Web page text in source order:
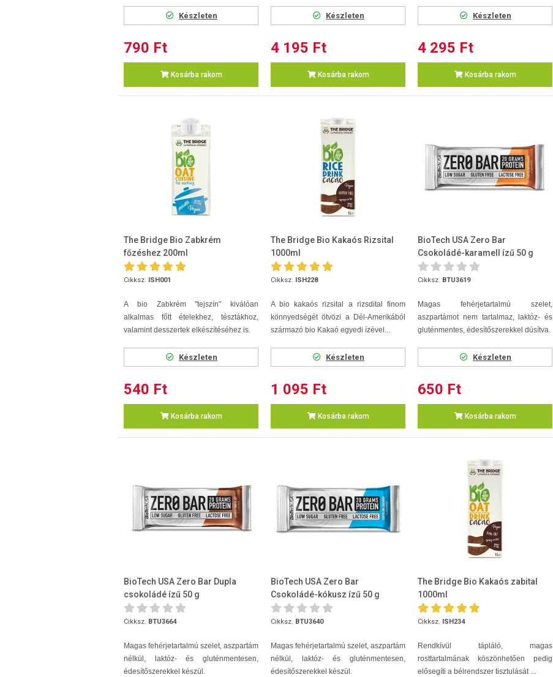
Készleten
790 Ft
Kosárba rakom
Készleten
4 195 Ft
Kosárba rakom
Készleten
4 295 Ft
Kosárba rakom
The Bridge Bio Zabkrém
főzéshez 200ml
Cikksz. ISH001
A bio Zabkrém "tejszín" kiválóan
alkalmas főtt ételekhez, tésztákhoz,
valamint desszertek elkészítéséhez is.
Készleten
540 Ft
Kosárba rakom
The Bridge Bio Kakaós Rizsital
1000ml
Cikksz. ISH228
A bio kakaós rizsital a rizsdital finom
könnyedségét ötvözi a Dél-Amerikából
származó bio Kakaó egyedi ízével...
Készleten
1 095 Ft
Kosárba rakom
BioTech USA Zero Bar
Csokoládé-karamell ízű 50 g
Cikksz. BTU3619
Magas fehérjetartalmú szelet,
aszpartámot nem tartalmaz, laktóz- és
gluténmentes, édesítőszerekkel dúsítva.
Készleten
650 Ft
Kosárba rakom
BioTech USA Zero Bar Dupla
csokoládé ízű 50 g
Cikksz. BTU3664
Magas fehérjetartalmú szelet, aszpartám
nélkül, laktóz- és gluténmentesen,
édesítőszerekkel készül.
BioTech USA Zero Bar
Csokoládé-kókusz ízű 50 g
Cikksz. BTU3640
Magas fehérjetartalmú szelet, aszpartám
nélkül, laktóz- és gluténmentesen,
édesítőszerekkel készül.
The Bridge Bio Kakaós zabital
1000ml
Cikksz. ISH234
Rendkívül tápláló, magas
rosttartalmának köszönhetően pedig
elősegíti a bélrendszer tisztulását ...